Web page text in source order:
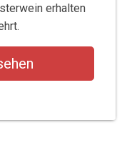
erhalten